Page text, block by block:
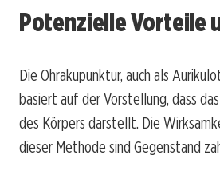
Potenzielle Vorteile
Die Ohrakupunktur, auch als
basiert auf der Vorstellung, dass
des Körpers darstellt. Die
dieser Methode sind Gegenstand